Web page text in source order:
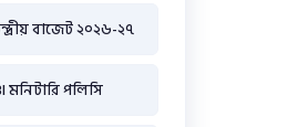
বাজেট ২০২৬-২৭
মনিটারি পলিসি